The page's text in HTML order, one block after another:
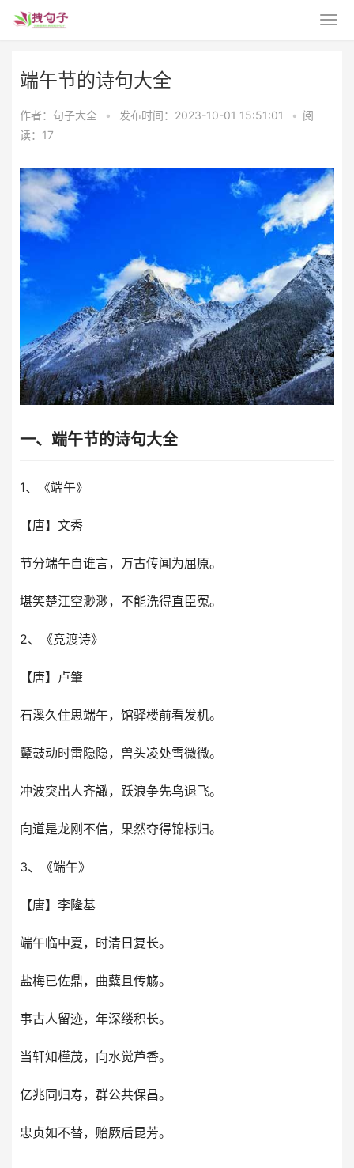
端午节的诗句大全
作者：句子大全 • 发布时间：2023-10-01 15:51:01 • 阅
读：17
一、端午节的诗句大全
1、《端午》
【唐】文秀
节分端午自谁言，万古传闻为屈原。
堪笑楚江空渺渺，不能洗得直臣冤。
2、《竞渡诗》
【唐】卢肇
石溪久住思端午，馆驿楼前看发机。
鼙鼓动时雷隐隐，兽头凌处雪微微。
冲波突出人齐譀，跃浪争先鸟退飞。
向道是龙刚不信，果然夺得锦标归。
3、《端午》
【唐】李隆基
端午临中夏，时清日复长。
盐梅已佐鼎，曲糵且传觞。
事古人留迹，年深缕积长。
当轩知槿茂，向水觉芦香。
亿兆同归寿，群公共保昌。
忠贞如不替，贻厥后昆芳。